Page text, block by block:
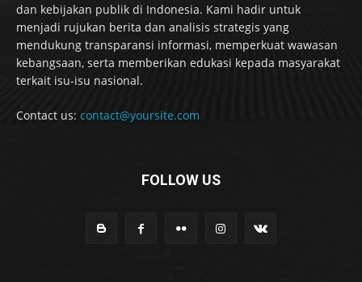
dan kebijakan publik di Indonesia. Kami hadir untuk
menjadi rujukan berita dan analisis strategis yang
mendukung transparansi informasi, memperkuat wawasan
kebangsaan, serta memberikan edukasi kepada masyarakat
terkait isu-isu nasional.
Contact us: contact@yoursite.com
FOLLOW US